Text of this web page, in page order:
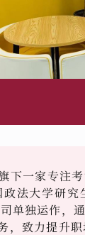
下一家专注
法大学研
单独运作，
，致力提升